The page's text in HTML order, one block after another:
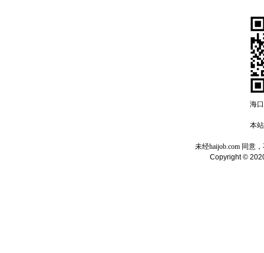
海
本
未经haijob.com 同意
Copyright ©